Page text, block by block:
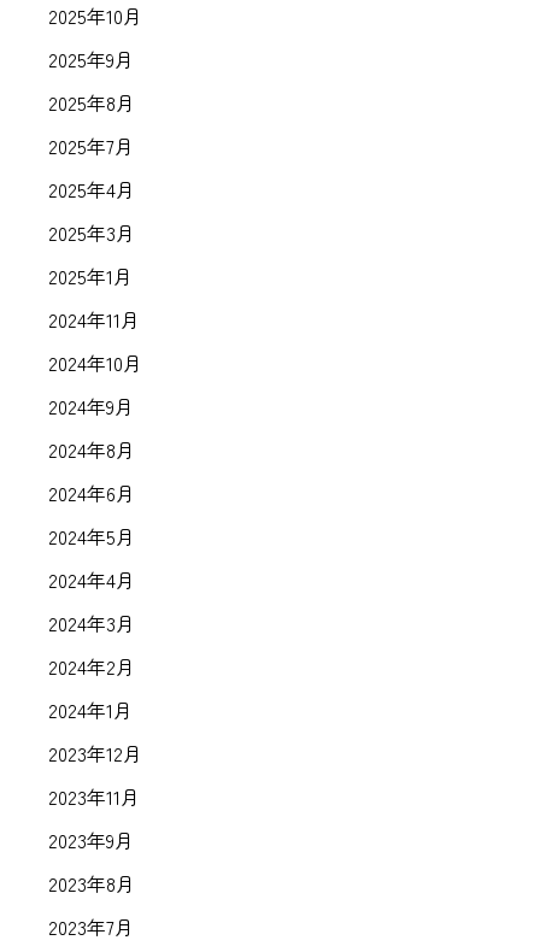
2025年10月
2025年9月
2025年8月
2025年7月
2025年4月
2025年3月
2025年1月
2024年11月
2024年10月
2024年9月
2024年8月
2024年6月
2024年5月
2024年4月
2024年3月
2024年2月
2024年1月
2023年12月
2023年11月
2023年9月
2023年8月
2023年7月